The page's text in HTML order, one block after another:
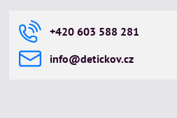
+420 603 588 281
info​@detickov​.cz